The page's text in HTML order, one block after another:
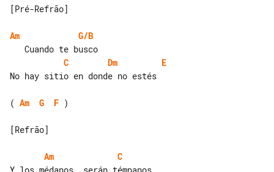
[Pré-Refrão]
Am
G/B
C
Dm
E
No hay sitio en donde no estés
( Am G F )
[Refrão]
Am
C